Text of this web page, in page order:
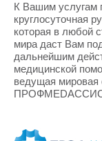
К Вашим услугам
круглосуточная
которая в любой
мира даст Вам
дальнейшим
медицинской
ведущая мировая